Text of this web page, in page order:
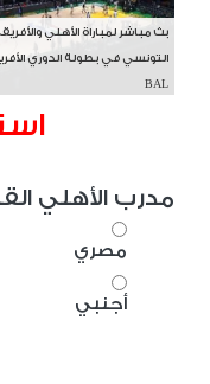
بث مباشر لمباراة الأهلي
التونسي في بطولة الدوري
BAL
مدرب الأهلي
مصري
أجنبي